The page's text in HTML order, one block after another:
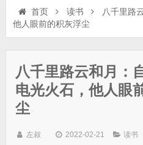
首页 读书
八千里路
他人眼前的积灰浮尘
八千里路云和月：
电光火石，他人眼
尘
左叔 2022-02-21 读书